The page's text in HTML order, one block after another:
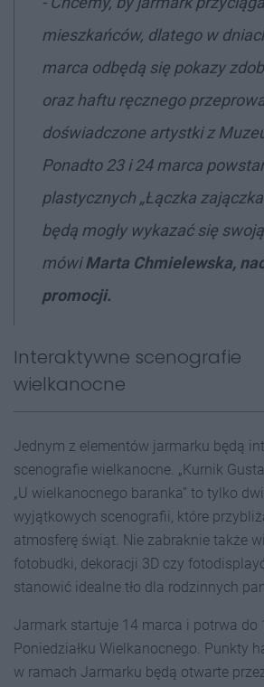
mieszkańców, dlatego w
marca odbędą się pokazy
oraz haftu ręcznego
doświadczone artystki z
Ponadto 23 i 24 marca
plastycznych „Łączka
będą mogły wykazać się
mówiMarta Chmielewska,
promocji.
Interaktywne scenografie
wielkanocne
Jednym z elementów jarmarku będą
scenografie wielkanocne. „Kurnik
„U wielkanocnego baranka” to tylko
wyjątkowych scenografii, które
atmosferę świąt. Nie zabraknie także
fotobudki, dekoracji 3D czy
stanowić idealne tło dla rodzinnych
Jarmark startuje 14 marca i potrwa do
Poniedziałku Wielkanocnego. Punkty
w ramach Jarmarku będą otwarte